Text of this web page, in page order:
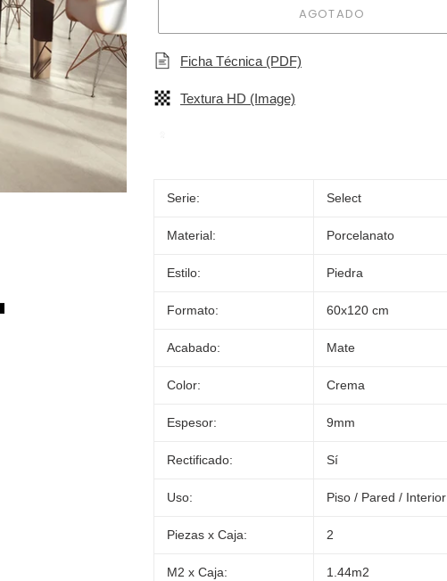
AGOTADO
Ficha Técnica (PDF)
Textura HD (Image)
producto
Serie: Select
Material: Porcelanato
Estilo: Piedra
Formato: 60x120 cm
Acabado: Mate
Color: Crema
Espesor: 9mm
Rectificado: Sí
Uso: Piso / Pared / Interior
Piezas x Caja: 2
M2 x Caja: 1.44m2